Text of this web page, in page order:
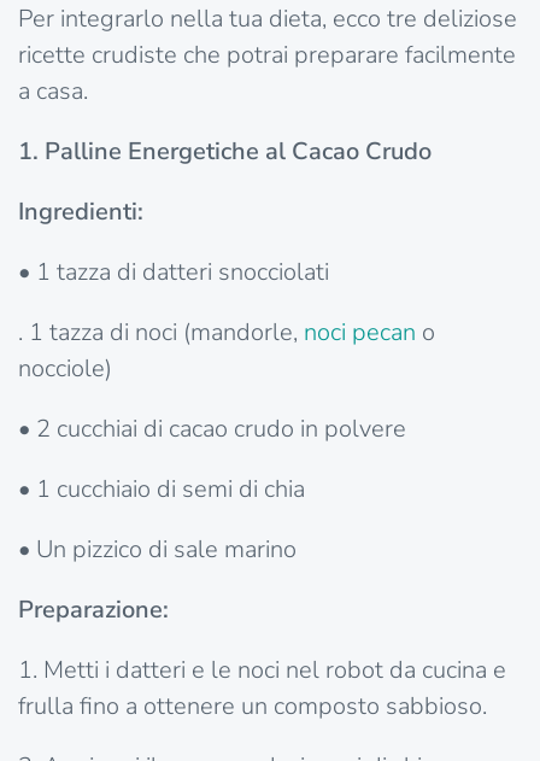
Per integrarlo nella tua dieta, ecco tre deliziose
ricette crudiste che potrai preparare facilmente
a casa.
1. Palline Energetiche al Cacao Crudo
Ingredienti:
• 1 tazza di datteri snocciolati
. 1 tazza di noci (mandorle, noci pecan o
nocciole)
• 2 cucchiai di cacao crudo in polvere
• 1 cucchiaio di semi di chia
• Un pizzico di sale marino
Preparazione:
1. Metti i datteri e le noci nel robot da cucina e
frulla fino a ottenere un composto sabbioso.